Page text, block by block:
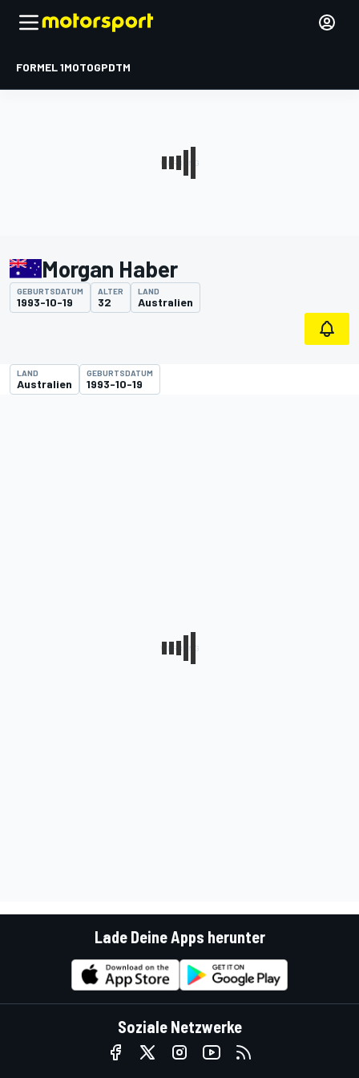
FORMEL 1MOTOGPDTM
Morgan Haber
GEBURTSDATUM
1993-10-19
ALTER
32
LAND
Australien
LAND
Australien
GEBURTSDATUM
1993-10-19
Lade Deine Apps herunter
Soziale Netzwerke